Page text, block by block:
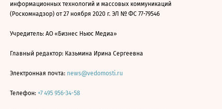
информационных технологий и массовых коммуникаций
(Роскомнадзор) от 27 ноября 2020 г. ЭЛ № ФС 77-79546
Учредитель: АО «Бизнес Ньюс Медиа»
Главный редактор: Казьмина Ирина Сергеевна
Электронная почта: news@vedomosti.ru
Телефон: +7 495 956-34-58